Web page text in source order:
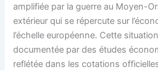
amplifiée par la guerre au Moyen-
extérieur qui se répercute sur
l’échelle européenne. Cette
documentée par des études
reflétée dans les cotations